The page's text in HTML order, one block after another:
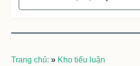
Trang chủ: » Kho tiểu luận